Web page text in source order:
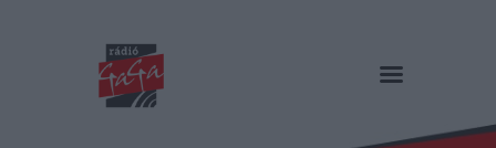
RÁDIÓ GAGA